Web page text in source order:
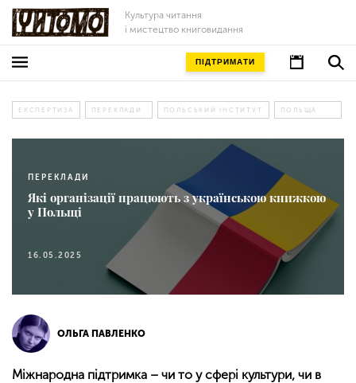
Культура читання
і мистецтво книговидання
ПІДТРИМАТИ
ЕКСПЕРТИЗА ПЕРЕКЛАДИ ПОЛЬСЬКИЙ ІНСТИТУТ ПОЛЬЩА
ПЕРЕКЛАДИ
Які організації працюють з українською книжкою
у Польщі
16.05.2025
ОЛЬГА ПАВЛЕНКО
Міжнародна підтримка – чи то у сфері культури, чи в